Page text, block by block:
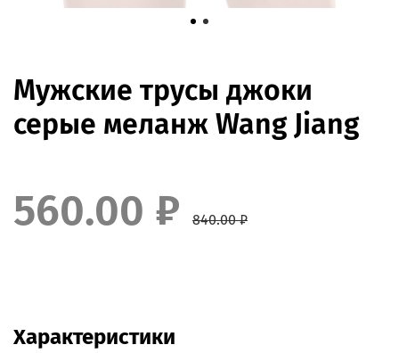
Мужские трусы джоки
серые меланж Wang Jiang
560.00 ₽ 840.00 ₽
Характеристики